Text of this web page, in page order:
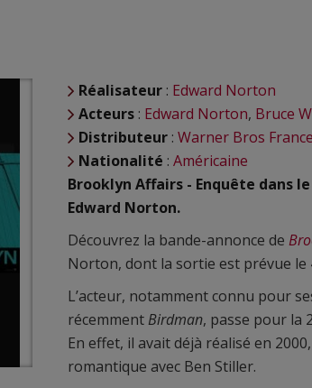
Réalisateur : Edward Norton
Acteurs : Edward Norton, Bruce
Distributeur : Warner Bros France
Nationalité : Américaine
Brooklyn Affairs - Enquête dans
Edward Norton.
Découvrez la bande-annonce de
Norton, dont la sortie est prévue le
L’acteur, notamment connu pour
récemmentBirdman, passe pour la
En effet, il avait déjà réalisé en
romantique avec Ben Stiller.